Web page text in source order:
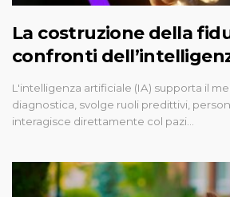
La costruzione della
confronti
L'intelligenza artificiale (IA) supporta il
diagnostica, svolge ruoli predittivi,
interagisce direttamente col pazi…